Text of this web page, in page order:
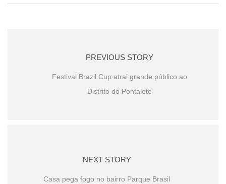
PREVIOUS STORY
Festival Brazil Cup atrai grande público ao
Distrito do Pontalete
NEXT STORY
Casa pega fogo no bairro Parque Brasil